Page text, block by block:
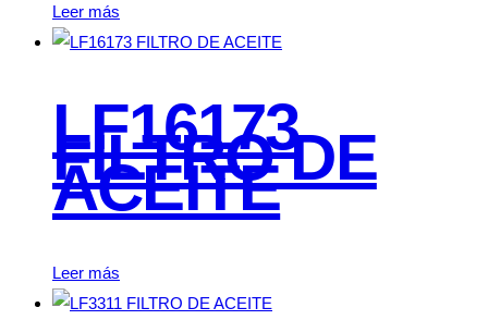
Leer más
LF16173
FILTRO DE
ACEITE
Leer más